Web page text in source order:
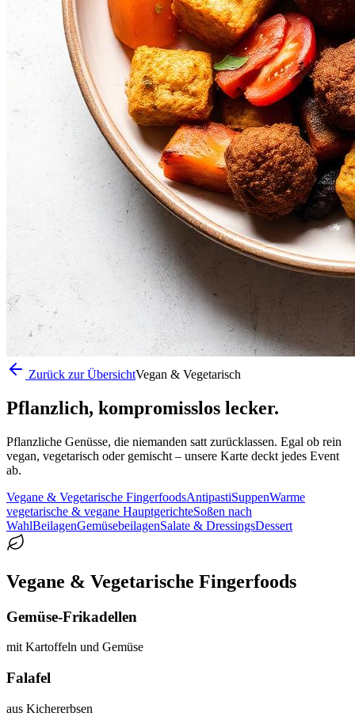
Zurück zur ÜbersichtVegan & Vegetarisch
Pflanzlich, kompromisslos lecker.
Pflanzliche Genüsse, die niemanden satt zurücklassen. Egal ob rein
vegan, vegetarisch oder gemischt – unsere Karte deckt jedes Event
ab.
Vegane & Vegetarische FingerfoodsAntipastiSuppenWarme
vegetarische & vegane HauptgerichteSoßen nach
WahlBeilagenGemüsebeilagenSalate & DressingsDessert
Vegane & Vegetarische Fingerfoods
Gemüse-Frikadellen
mit Kartoffeln und Gemüse
Falafel
aus Kichererbsen